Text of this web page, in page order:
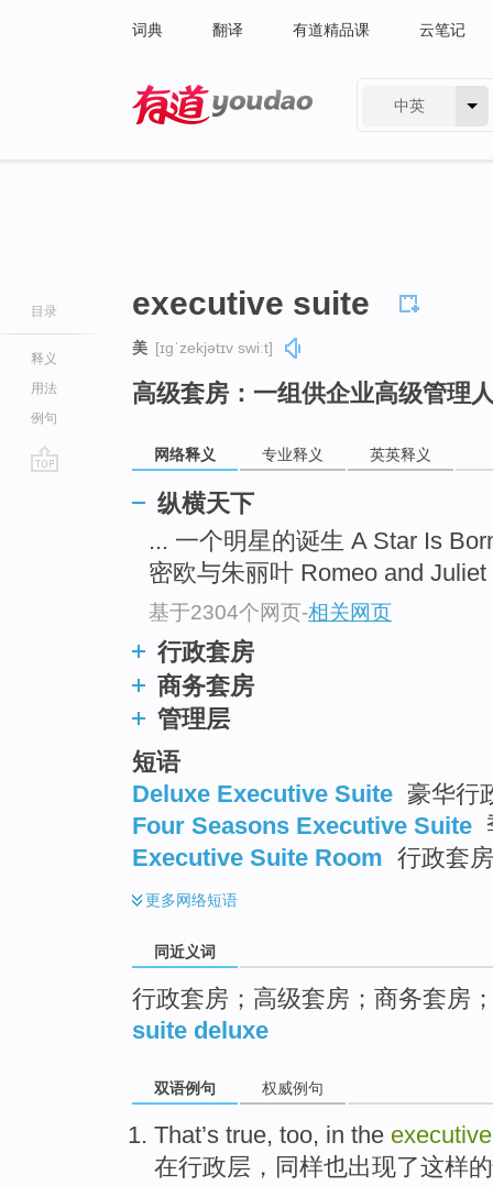
词典 翻译 有道精品课 云笔记
中英
目录
释义
用法
例句
executive suite
美 [ɪɡˈzekjətɪv swiːt]
高级套房：一组供企业高级管理
网络释义 专业释义 英英释义
纵横天下
... 一个明星的诞生 A Star Is
密欧与朱丽叶 Romeo and Juliet
基于2304个网页-相关网页
行政套房
商务套房
管理层
短语
Deluxe Executive Suite 豪华行
Four Seasons Executive Suite
Executive Suite Room 行政套房
更多网络短语
同近义词
行政套房；高级套房；商务套房
suite deluxe
双语例句 权威例句
That’s true, too, in the executive
在行政层 ， 同样也出现了这样